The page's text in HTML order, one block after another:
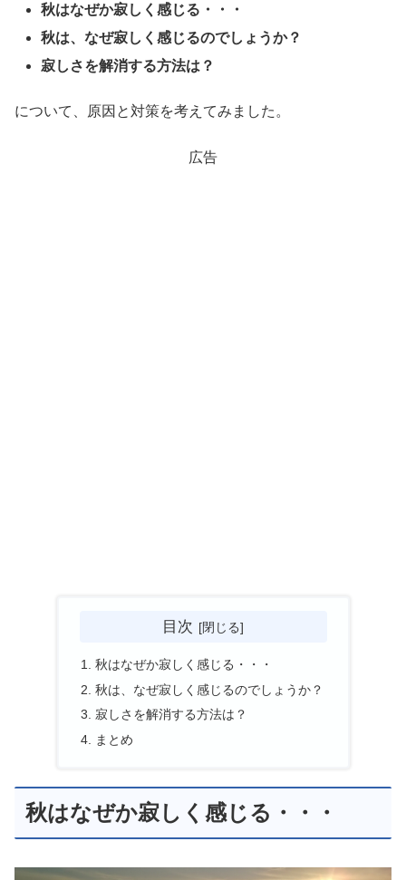
秋はなぜか寂しく感じる・・・
秋は、なぜ寂しく感じるのでしょうか？
寂しさを解消する方法は？
について、原因と対策を考えてみました。
広告
目次
秋はなぜか寂しく感じる・・・
秋は、なぜ寂しく感じるのでしょうか？
寂しさを解消する方法は？
まとめ
秋はなぜか寂しく感じる・・・